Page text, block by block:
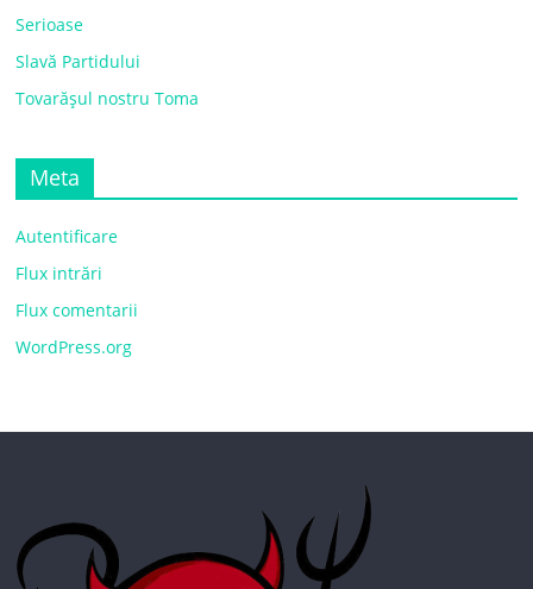
Serioase
Slavă Partidului
Tovarășul nostru Toma
Meta
Autentificare
Flux intrări
Flux comentarii
WordPress.org